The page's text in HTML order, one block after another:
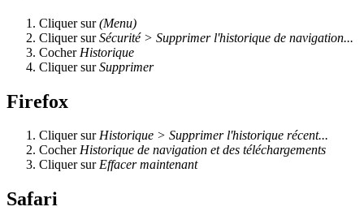
Cliquer sur(Menu)
Cliquer surSécurité > Supprimer l'historique de navigation...
Cocher Historique
Cliquer surSupprimer
Firefox
Cliquer surHistorique > Supprimer l'historique récent...
CocherHistorique de navigation et des téléchargements
Cliquer surEffacer maintenant
Safari